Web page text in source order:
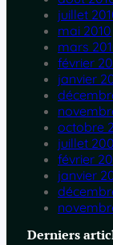
juillet
mai 2010
mars
février
janvier
octobre
juillet
février
janvier
Derniers